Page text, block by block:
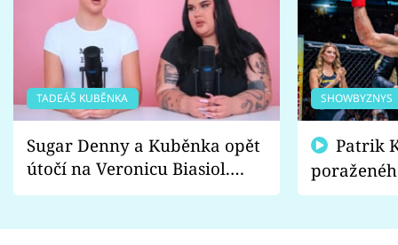
TADEÁŠ KUBĚNKA
Sugar Denny a Kuběnka opět
útočí na Veronicu Biasiol.
Proč je podle nich falešná a
SHOWBYZNYS
fanoušci